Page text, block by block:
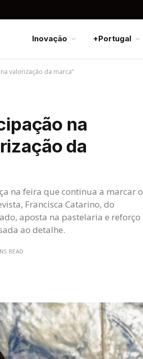
Inovação +Portugal
valorização da marca”
na
da
na feira que continua a marcar o
Francisca Catarino, do
aposta na pastelaria e reforço
ao detalhe.
READ